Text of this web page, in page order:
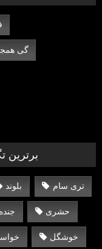
گی
برترین
بلوند تری سام
حشری
خوشگل